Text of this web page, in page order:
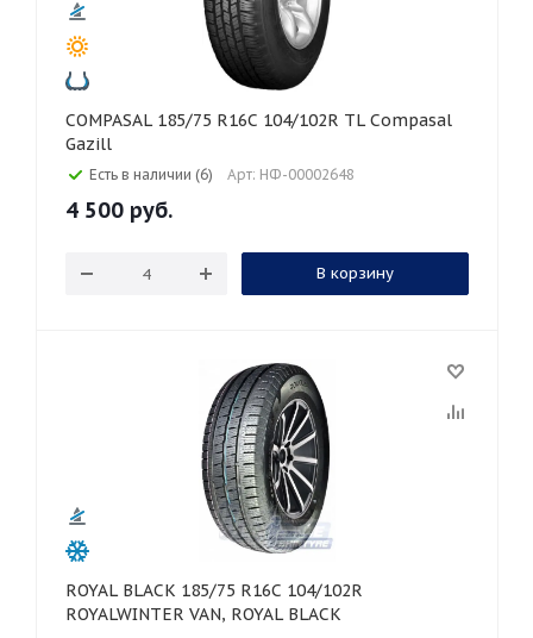
COMPASAL 185/75 R16C 104/102R TL Compasal
Gazill
Есть в наличии (6) Арт: НФ-00002648
4 500 руб.
В корзину
ROYAL BLACK 185/75 R16C 104/102R
ROYALWINTER VAN, ROYAL BLACK